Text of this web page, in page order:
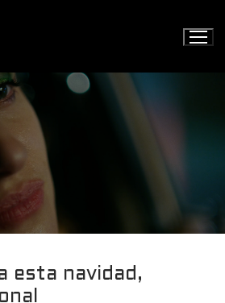
esta navidad,